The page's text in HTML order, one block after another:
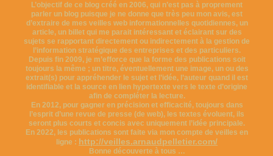
L’objectif de ce blog créé en 2006, qui n’est pas à proprement
parler un blog puisque je ne donne que très peu mon avis, est
d’extraire de mes veilles web informationnelles quotidiennes, un
article, un billet qui me parait intéressant et éclairant sur des
sujets se rapportant directement ou indirectement à la gestion de
l’information stratégique des entreprises et des particuliers.
Depuis fin 2009, je m’efforce que la forme des publications soit
toujours la même ; un titre, éventuellement une image, un ou des
extrait(s) pour appréhender le sujet et l’idée, l’auteur quand il est
identifiable et la source en lien hypertexte vers le texte d’origine
afin de compléter la lecture.
En 2012, pour gagner en précision et efficacité, toujours dans
l’esprit d’une revue de presse (de web), les textes évoluent, ils
seront plus courts et concis avec uniquement l’idée principale.
En 2022, les publications sont faite via mon compte de veilles en
ligne : http://veilles.arnaudpelletier.com/
Bonne découverte à tous …